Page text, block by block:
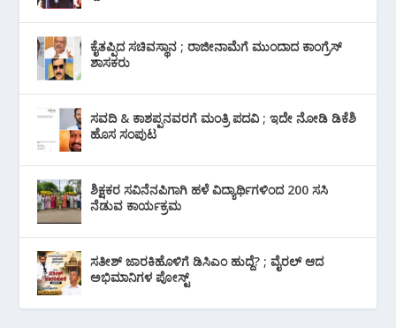
ಕೈತಪ್ಪಿದ ಸಚಿವಸ್ಥಾನ ; ರಾಜೀನಾಮೆಗೆ ಮುಂದಾದ ಕಾಂಗ್ರೆಸ್
‌ಶಾಸಕರು
ಸವದಿ & ಕಾಶಪ್ಪನವರಗೆ ಮಂತ್ರಿ ಪದವಿ ; ಇದೇ ನೋಡಿ‌ ಡಿಕೆಶಿ
ಹೊಸ ಸಂಪುಟ
ಶಿಕ್ಷಕರ ಸವಿನೆನಪಿಗಾಗಿ ಹಳೆ ವಿದ್ಯಾರ್ಥಿಗಳಿಂದ 200 ಸಸಿ
ನೆಡುವ ಕಾರ್ಯಕ್ರಮ
ಸತೀಶ್ ಜಾರಕಿಹೊಳಿಗೆ ಡಿಸಿಎಂ ಹುದ್ದೆ? ; ವೈರಲ್ ಆದ
ಅಭಿಮಾನಿಗಳ ಪೋಸ್ಟ್